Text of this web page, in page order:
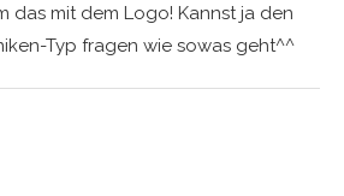
das mit dem Logo! Kannst ja den
Typ fragen wie sowas geht^^